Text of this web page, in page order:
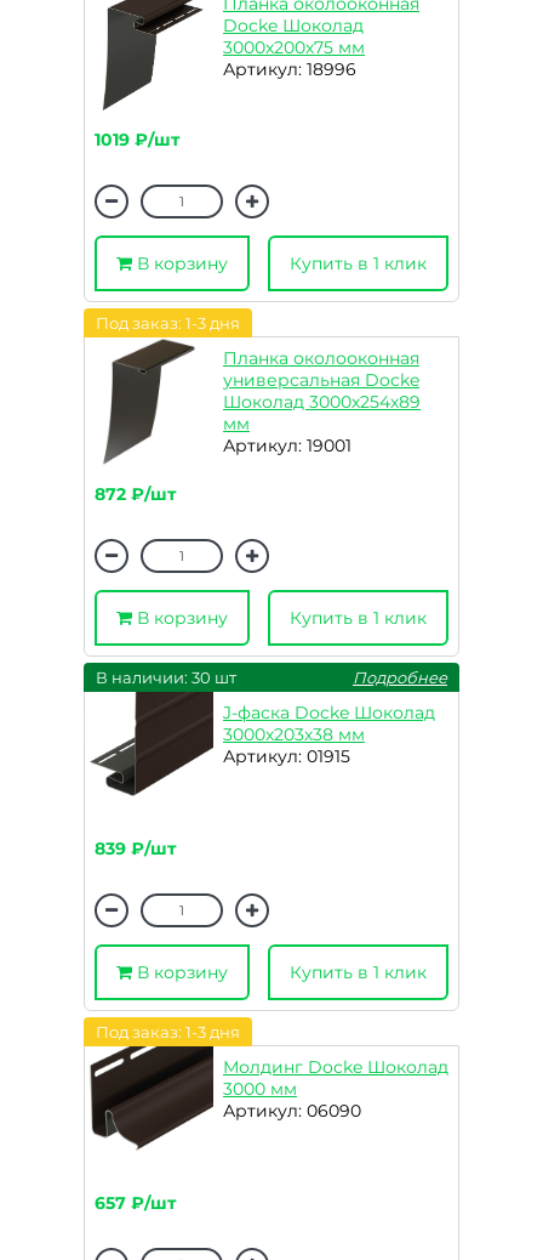
Docke Шоколад
3000х200х75 мм
Артикул: 18996
1019 ₽/шт
В корзину Купить в 1 клик
Под заказ: 1-3 дня
Планка околооконная
универсальная Docke
Шоколад 3000х254х89
мм
Артикул: 19001
872 ₽/шт
В корзину Купить в 1 клик
В наличии: 30 шт Подробнее
J-фаска Docke Шоколад
3000х203х38 мм
Артикул: 01915
839 ₽/шт
В корзину Купить в 1 клик
Под заказ: 1-3 дня
Молдинг Docke Шоколад
3000 мм
Артикул: 06090
657 ₽/шт